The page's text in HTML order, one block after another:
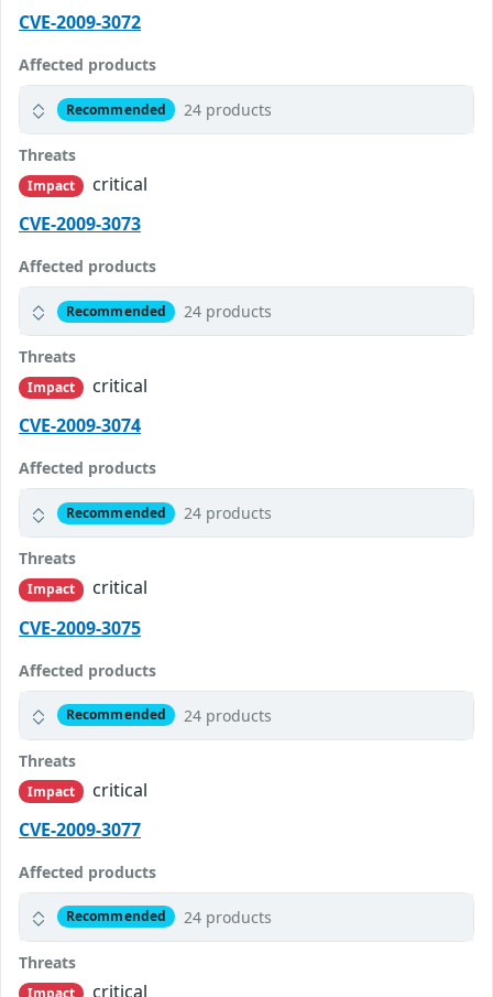
CVE-2009-3072
Affected products
Recommended 24 products
Threats
Impact
critical
CVE-2009-3073
Affected products
Recommended 24 products
Threats
Impact
critical
CVE-2009-3074
Affected products
Recommended 24 products
Threats
Impact
critical
CVE-2009-3075
Affected products
Recommended 24 products
Threats
Impact
critical
CVE-2009-3077
Affected products
Recommended 24 products
Threats
Impact critical